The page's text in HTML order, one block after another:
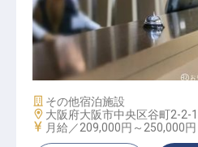
フロント
施設業態
その他宿泊施設
勤務地
大阪府大阪市中央区谷町2-2-
給与
月給／209,000円～ 250,000円